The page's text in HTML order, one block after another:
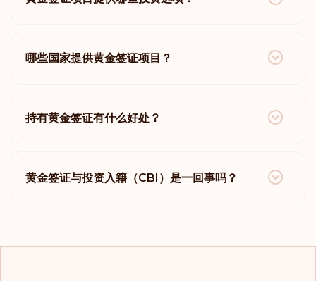
哪些国家提供黄金签证项目？
持有黄金签证有什么好处？
黄金签证与投资入籍（CBI）是一回事吗？